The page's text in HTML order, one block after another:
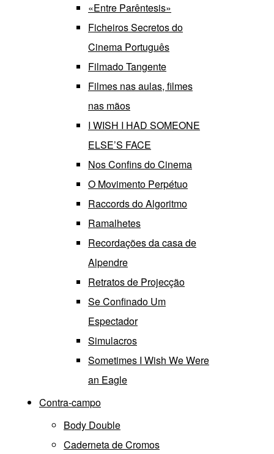
«Entre Parêntesis»
Ficheiros Secretos do
Cinema Português
Filmado Tangente
Filmes nas aulas, filmes
nas mãos
I WISH I HAD SOMEONE
ELSE’S FACE
Nos Confins do Cinema
O Movimento Perpétuo
Raccords do Algoritmo
Ramalhetes
Recordações da casa de
Alpendre
Retratos de Projecção
Se Confinado Um
Espectador
Simulacros
Sometimes I Wish We Were
an Eagle
Contra-campo
Body Double
Caderneta de Cromos